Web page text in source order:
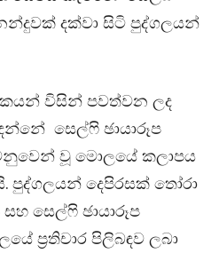
දක්වා සිටි පුද්ගලයන්
විසින් පවත්වන ලද
සෙල්ෆි ඡායාරූප
වූ මොලයේ කලාපය
දෙපිරසක් තෝරා
සහ සෙල්‍ෆි ඡායාරූප
ප්‍රතිචාර පිලිබඳව ලබා